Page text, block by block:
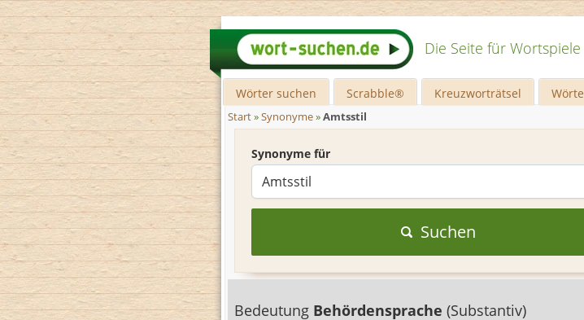
Die Seite für
Wörter suchen Scrabble® Kreuzworträtsel
Start»Synonyme»Amtsstil
Synonyme für
Suchen
Bedeutung Behördensprache (Substantiv)